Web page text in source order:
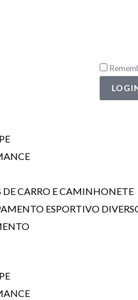
DE CARRO E CAMINHONETE
ESPORTIVO